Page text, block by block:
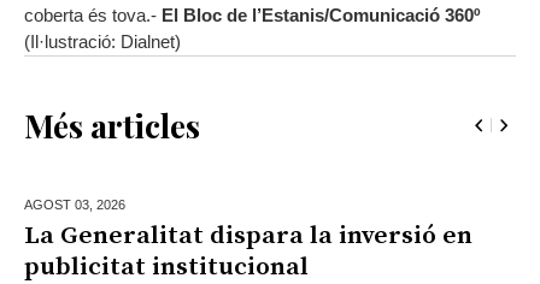
coberta és tova.- El Bloc de l’Estanis/Comunicació 360º
(Il·lustració: Dialnet)
Més articles
AGOST 03, 2026
La Generalitat dispara la inversió en
publicitat institucional